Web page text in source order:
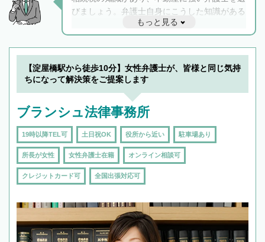
びましょう。弁護士自身にこうした知識がある
と他士業との連携もスムーズに進み、トラブル
解決のみならず相続をトータルで任せることが
できます。また、相続は感情がからむ分野なの
でフィーリングも重要です。実際に電話や面談
で複数の弁護士と会話をしてウマが合う方に依
もっと見る
【淀屋橋駅から徒歩10分】女性弁護士が、皆様と同じ気持
ちになって解決策をご提案します
ブランシュ法律事務所
19時以降TEL可 土日祝OK 役所から近い 駐車場あり
所長が女性 女性弁護士在籍 オンライン相談可
クレジットカード可 全国出張対応可